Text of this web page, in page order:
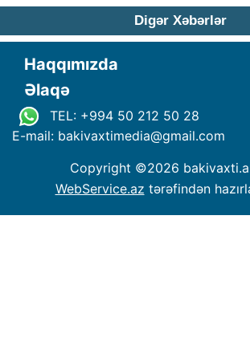
Digər Xəbərlər
Haqqımızda
Əlaqə
TEL: +994 50 212 50 28
E-mail: bakivaxtimedia@gmail.com
Copyright ©2026
WebService.az tərəfindən